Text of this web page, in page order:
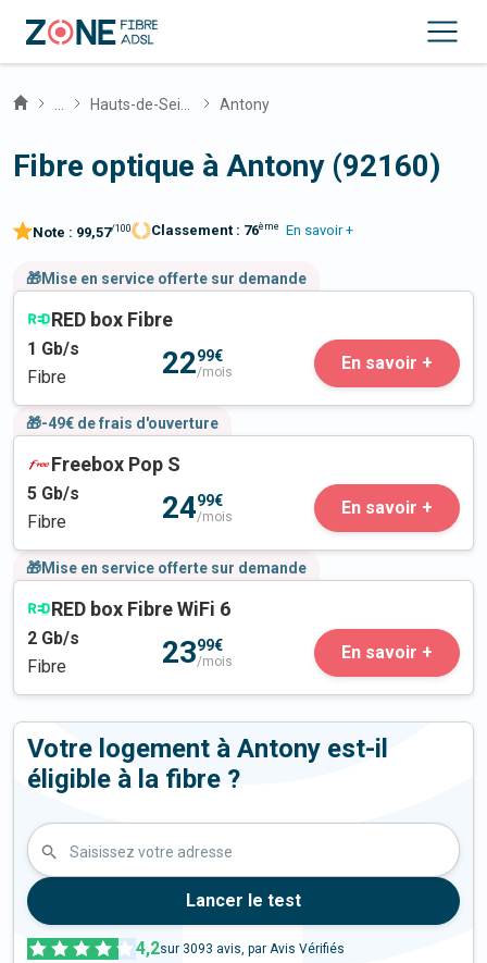
Antony
Fibre optique à Antony (92160)
Note : 99,57/100 Classement : 76ème En savoir +
🎁Mise en service offerte sur demande
RED box Fibre
1 Gb/s
Fibre
2299€
/mois En savoir +
🎁-49€ de frais d'ouverture
Freebox Pop S
5 Gb/s
Fibre
2499€
/mois En savoir +
🎁Mise en service offerte sur demande
RED box Fibre WiFi 6
2 Gb/s
Fibre
2399€
/mois En savoir +
Votre logement à Antony est-il
éligible à la fibre ?
Saisissez votre adresse
Lancer le test
4,2sur 3093 avis, par Avis Vérifiés